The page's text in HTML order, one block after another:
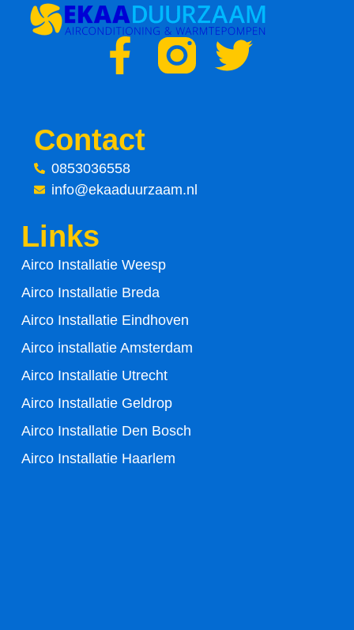
F
c
e
b
o
k
-
f
T
Contact
0853036558
info@ekaaduurzaam.nl
Links
Airco Installatie Weesp
Airco Installatie Breda
Airco Installatie Eindhoven
Airco installatie Amsterdam
Airco Installatie Utrecht
Airco Installatie Geldrop
Airco Installatie Den Bosch
Airco Installatie Haarlem